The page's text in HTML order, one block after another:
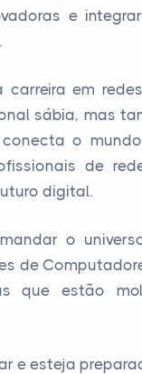
e
carreira em
sábia, mas
o
de
digital.
o
de
que estão
e esteja